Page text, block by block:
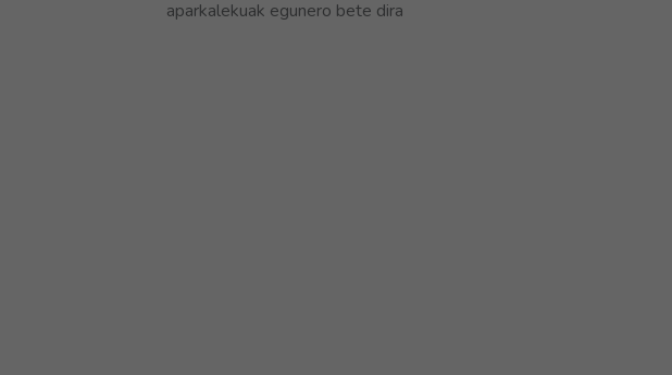
aparkalekuak egunero bete dira